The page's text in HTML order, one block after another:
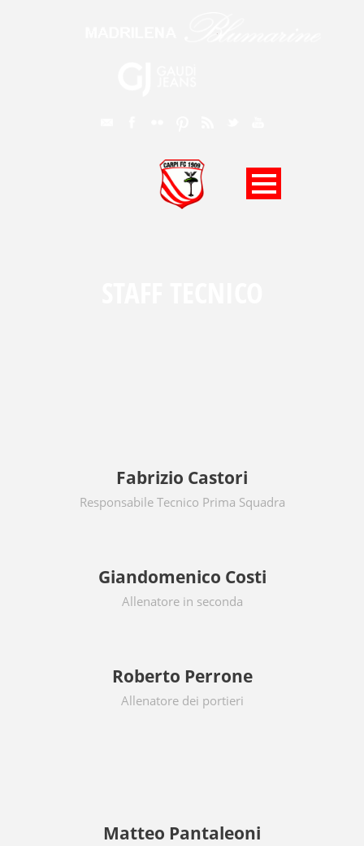
Fabrizio Castori
Responsabile Tecnico Prima Squadra
Giandomenico Costi
Allenatore in seconda
Roberto Perrone
Allenatore dei portieri
Matteo Pantaleoni